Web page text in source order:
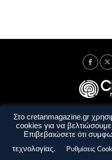
Ταυτότητα Πολιτική
Όροι και
Στο cretanmagazine.gr
cookies για να
Επιβεβαιώσετε ότι
τεχνολογίας.
Ρυθμίσεις